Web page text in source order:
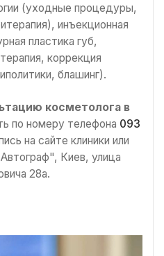
(уходные процедуры,
инъекционная
пластика губ,
коррекция
блашинг).
косметолога в
по номеру телефона 093
на сайте клиники или
Киев, улица
28а.